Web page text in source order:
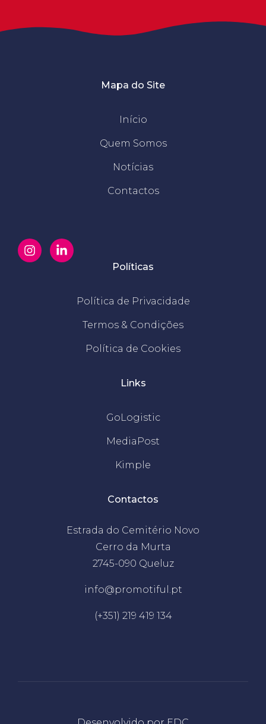
Mapa do Site
Início
Quem Somos
Notícias
Contactos
Políticas
Política de Privacidade
Termos & Condições
Política de Cookies
Links
GoLogistic
MediaPost
Kimple
Contactos
Estrada do Cemitério Novo
Cerro da Murta
2745-090 Queluz
info@promotiful.pt
(+351) 219 419 134